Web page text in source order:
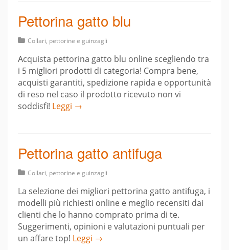
Pettorina gatto blu
Collari, pettorine e guinzagli
Acquista pettorina gatto blu online scegliendo tra
i 5 migliori prodotti di categoria! Compra bene,
acquisti garantiti, spedizione rapida e opportunità
di reso nel caso il prodotto ricevuto non vi
soddisfi! Leggi →
Pettorina gatto antifuga
Collari, pettorine e guinzagli
La selezione dei migliori pettorina gatto antifuga, i
modelli più richiesti online e meglio recensiti dai
clienti che lo hanno comprato prima di te.
Suggerimenti, opinioni e valutazioni puntuali per
un affare top! Leggi →